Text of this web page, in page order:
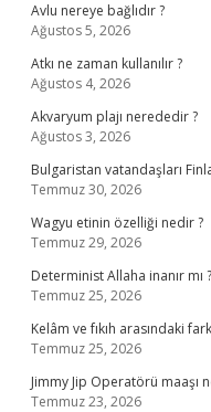
Avlu nereye bağlıdır ?
Ağustos 5, 2026
Atkı ne zaman kullanılır ?
Ağustos 4, 2026
Akvaryum plajı nerededir ?
Ağustos 3, 2026
Bulgaristan vatandaşları
Temmuz 30, 2026
Wagyu etinin özelliği nedir ?
Temmuz 29, 2026
Determinist Allaha inanır mı ?
Temmuz 25, 2026
Kelâm ve fıkıh arasındaki
Temmuz 25, 2026
Jimmy Jip Operatörü maaşı
Temmuz 23, 2026